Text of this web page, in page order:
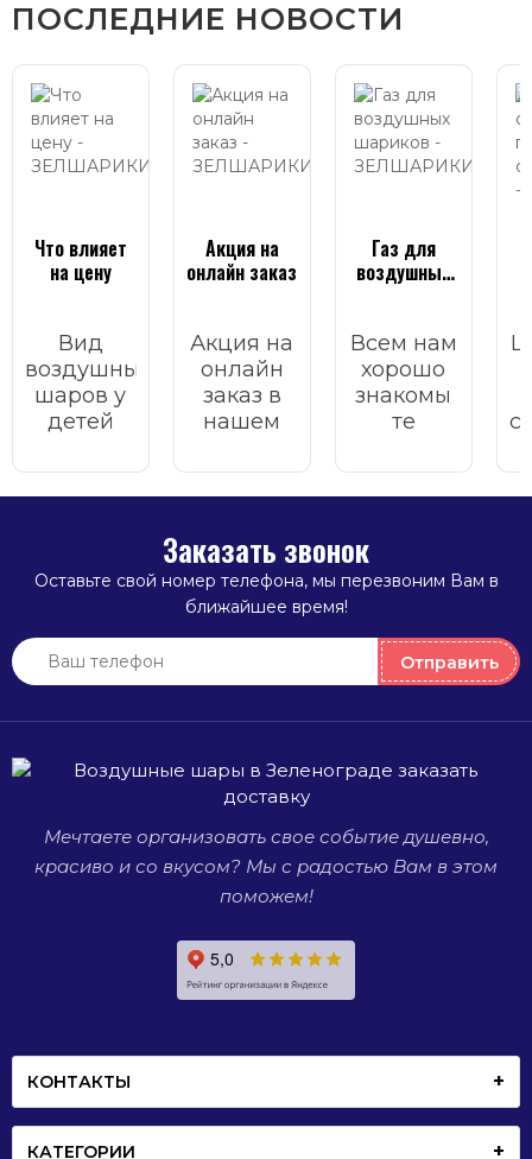
ПОСЛЕДНИЕ НОВОСТИ
Что влияет
на цену
Вид
воздушных
шаров у
детей
вызывает
улыбку,
Акция на
онлайн заказ
Акция на
онлайн
заказ в
нашем
магазине.
Газ для
воздушных
Всем нам
хорошо
знакомы
те
моменты
счастья,
приносят
воздушные
могут
украсить
будь то
день
свадьба
или
друзьями.
Заказать звонок
Оставьте свой номер телефона, мы перезвоним Вам в
ближайшее время!
Отправить
Мечтаете организовать свое событие душевно,
красиво и со вкусом? Мы с радостью Вам в этом
поможем!
КОНТАКТЫ
КАТЕГОРИИ